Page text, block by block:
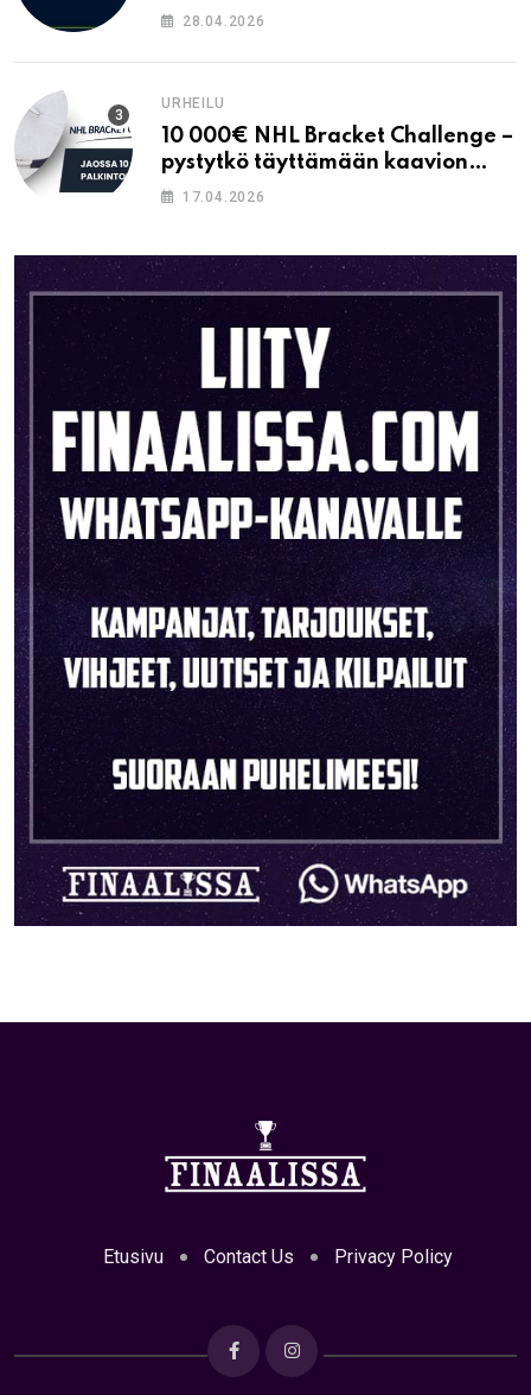
28.04.2026
URHEILU
10 000€ NHL Bracket Challenge –
pystytkö täyttämään kaavion
oikein?
17.04.2026
Etusivu Contact Us Privacy Policy